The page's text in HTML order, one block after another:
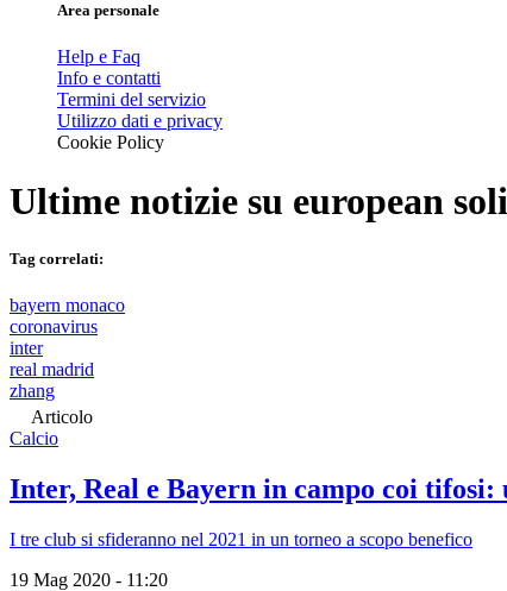
Area personale
Help e Faq
Info e contatti
Termini del servizio
Utilizzo dati e privacy
Cookie Policy
Ultime notizie su european
Tag correlati:
bayern monaco
coronavirus
inter
real madrid
zhang
Articolo
Calcio
Inter, Real e Bayern in campo coi tifosi:
I tre club si sfideranno nel 2021 in un torneo a scopo benefico
19 Mag 2020 - 11:20